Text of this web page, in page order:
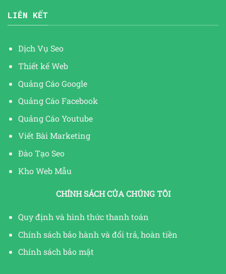
LIÊN KẾT
Dịch Vụ Seo
Thiết kế Web
Quảng Cáo Google
Quảng Cáo Facebook
Quảng Cáo Youtube
Viết Bài Marketing
Đào Tạo Seo
Kho Web Mẫu
CHÍNH SÁCH CỦA CHÚNG TÔI
Quy định và hình thức thanh toán
Chính sách bảo hành và đổi trả, hoàn tiền
Chính sách bảo mật